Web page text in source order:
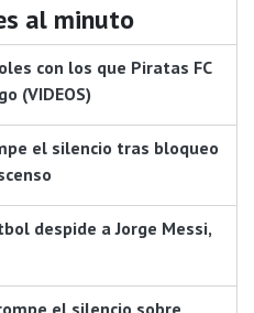
al minuto
con los que Piratas FC
(VIDEOS)
el silencio tras bloqueo
despide a Jorge Messi,
el silencio sobre